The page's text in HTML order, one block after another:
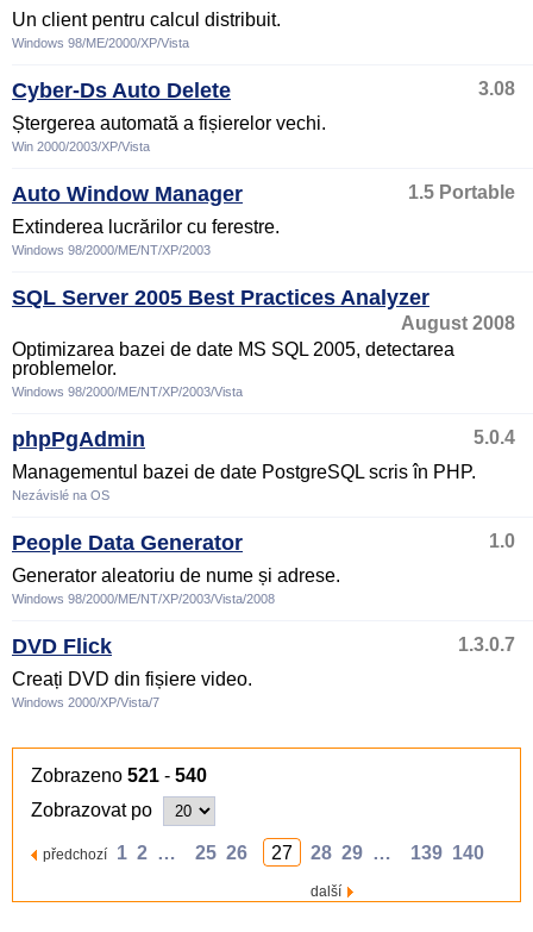
Un client pentru calcul distribuit.
Windows 98/ME/2000/XP/Vista
Cyber-Ds Auto Delete
3.08
Ștergerea automată a fișierelor vechi.
Win 2000/2003/XP/Vista
Auto Window Manager
1.5 Portable
Extinderea lucrărilor cu ferestre.
Windows 98/2000/ME/NT/XP/2003
SQL Server 2005 Best Practices Analyzer
August 2008
Optimizarea bazei de date MS SQL 2005, detectarea
problemelor.
Windows 98/2000/ME/NT/XP/2003/Vista
phpPgAdmin
5.0.4
Managementul bazei de date PostgreSQL scris în PHP.
Nezávislé na OS
People Data Generator
1.0
Generator aleatoriu de nume și adrese.
Windows 98/2000/ME/NT/XP/2003/Vista/2008
DVD Flick
1.3.0.7
Creați DVD din fișiere video.
Windows 2000/XP/Vista/7
Zobrazeno 521 - 540
Zobrazovat po
předchozí 1 2 … 25 26 27 28 29 … 139 140
další